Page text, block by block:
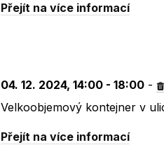
Přejít na více informací
04. 12. 2024, 14:00 - 18:00 -
Velkoobjemový kontejner v
Přejít na více informací